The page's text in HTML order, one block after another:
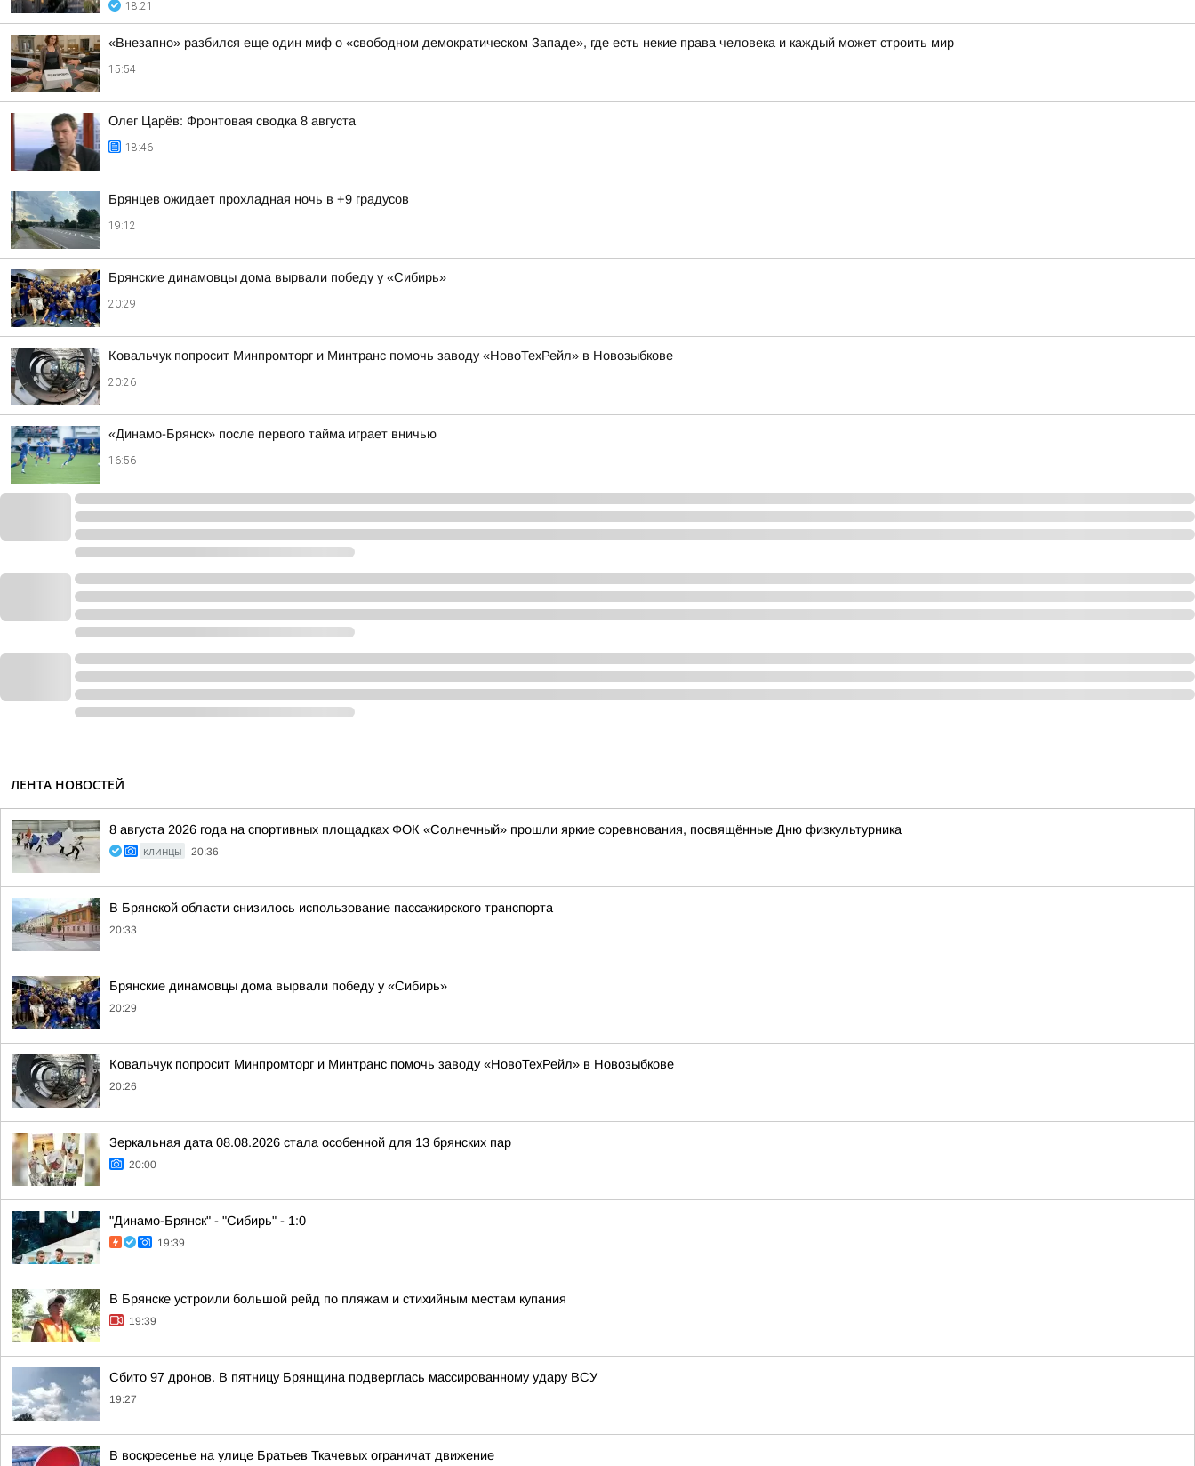
18:21
«Внезапно» разбился еще один миф о «свободном демократическом Западе», где есть некие права человека и каждый может строить мир
15:54
Олег Царёв: Фронтовая сводка 8 августа
18:46
Брянцев ожидает прохладная ночь в +9 градусов
19:12
Брянские динамовцы дома вырвали победу у «Сибирь»
20:29
Ковальчук попросит Минпромторг и Минтранс помочь заводу «НовоТехРейл» в Новозыбкове
20:26
«Динамо-Брянск» после первого тайма играет вничью
16:56
ЛЕНТА НОВОСТЕЙ
8 августа 2026 года на спортивных площадках ФОК «Солнечный» прошли яркие соревнования, посвящённые Дню физкультурника
КЛИНЦЫ 20:36
В Брянской области снизилось использование пассажирского транспорта
20:33
Брянские динамовцы дома вырвали победу у «Сибирь»
20:29
Ковальчук попросит Минпромторг и Минтранс помочь заводу «НовоТехРейл» в Новозыбкове
20:26
Зеркальная дата 08.08.2026 стала особенной для 13 брянских пар
20:00
"Динамо-Брянск" - "Сибирь" - 1:0
19:39
В Брянске устроили большой рейд по пляжам и стихийным местам купания
19:39
Сбито 97 дронов. В пятницу Брянщина подверглась массированному удару ВСУ
19:27
В воскресенье на улице Братьев Ткачевых ограничат движение